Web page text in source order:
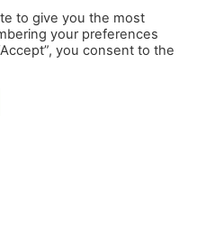
to give you the most
your preferences
you consent to the